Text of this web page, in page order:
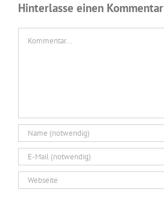
Hinterlasse einen Kommentar